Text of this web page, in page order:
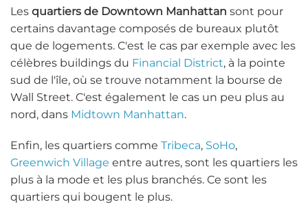
Les quartiers de Downtown Manhattan sont pour
certains davantage composés de bureaux plutôt
que de logements. C'est le cas par exemple avec les
célèbres buildings du Financial District, à la pointe
sud de l'île, où se trouve notamment la bourse de
Wall Street. C'est également le cas un peu plus au
nord, dans Midtown Manhattan.
Enfin, les quartiers comme Tribeca, SoHo,
Greenwich Village entre autres, sont les quartiers les
plus à la mode et les plus branchés. Ce sont les
quartiers qui bougent le plus.